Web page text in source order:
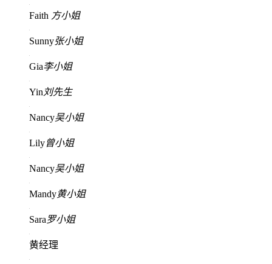
Faith 方小姐
Sunny张小姐
Gia李小姐
Yin 刘先生
Nancy吴小姐
Lily曾小姐
Nancy吴小姐
Mandy黄小姐
Sara罗小姐
黄经理